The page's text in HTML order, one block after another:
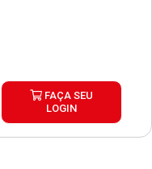
FAÇA SEU
LOGIN